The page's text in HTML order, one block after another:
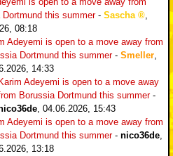
Dortmund this summer- Sascha
,
08:18
Adeyemi is open to a move away from
Dortmund this summer- Smeller,
14:33
Karim Adeyemi is open to a move away
Borussia Dortmund this summer-
, 04.06.2026, 15:43
Adeyemi is open to a move away from
Dortmund this summer- nico36de,
13:18